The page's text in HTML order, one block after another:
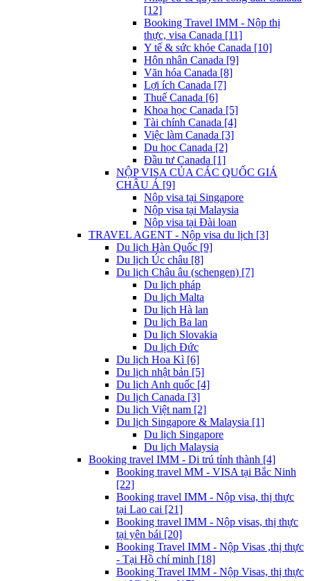
[12]
Booking Travel IMM - Nộp thị
thực, visa Canada [11]
Y tế & sức khỏe Canada [10]
Hôn nhân Canada [9]
Văn hóa Canada [8]
Lợi ích Canada [7]
Thuế Canada [6]
Khoa học Canada [5]
Tài chính Canada [4]
Việc làm Canada [3]
Du học Canada [2]
Đầu tư Canada [1]
NỘP VISA CỦA CÁC QUỐC GIÁ
CHÂU Á [9]
Nộp visa tại Singapore
Nộp visa tại Malaysia
Nộp visa tại Đài loan
TRAVEL AGENT - Nộp visa du lịch [3]
Du lịch Hàn Quốc [9]
Du lịch Úc châu [8]
Du lịch Châu âu (schengen) [7]
Du lịch pháp
Du lịch Malta
Du lịch Hà lan
Du lịch Ba lan
Du lịch Slovakia
Du lịch Đức
Du lịch Hoa Kì [6]
Du lịch nhật bản [5]
Du lịch Anh quốc [4]
Du lịch Canada [3]
Du lịch Việt nam [2]
Du lịch Singapore & Malaysia [1]
Du lịch Singapore
Du lịch Malaysia
Booking travel IMM - Di trú tỉnh thành [4]
Booking travel MM - VISA tại Bắc Ninh
[22]
Booking travel IMM - Nộp visa, thị thực
tại Lao cai [21]
Booking travel IMM - Nộp visas, thị thực
tại yên bái [20]
Booking Travel IMM - Nộp Visas ,thị thực
- Tại Hồ chí minh [18]
Booking Travel IMM - Nộp Visas, thị thực